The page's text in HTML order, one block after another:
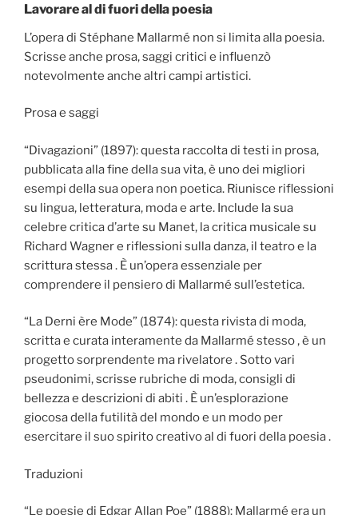
Lavorare al di fuori della poesia
L’opera di Stéphane Mallarmé non si limita alla poesia.
Scrisse anche prosa, saggi critici e influenzò
notevolmente anche altri campi artistici.
Prosa e saggi
“Divagazioni” (1897): questa raccolta di testi in prosa,
pubblicata alla fine della sua vita, è uno dei migliori
esempi della sua opera non poetica. Riunisce riflessioni
su lingua, letteratura, moda e arte. Include la sua
celebre critica d’arte su Manet, la critica musicale su
Richard Wagner e riflessioni sulla danza, il teatro e la
scrittura stessa . È un’opera essenziale per
comprendere il pensiero di Mallarmé sull’estetica.
“La Derni ère Mode” (1874): questa rivista di moda,
scritta e curata interamente da Mallarmé stesso , è un
progetto sorprendente ma rivelatore . Sotto vari
pseudonimi, scrisse rubriche di moda, consigli di
bellezza e descrizioni di abiti . È un’esplorazione
giocosa della futilità del mondo e un modo per
esercitare il suo spirito creativo al di fuori della poesia .
Traduzioni
“Le poesie di Edgar Allan Poe” (1888): Mallarmé era un